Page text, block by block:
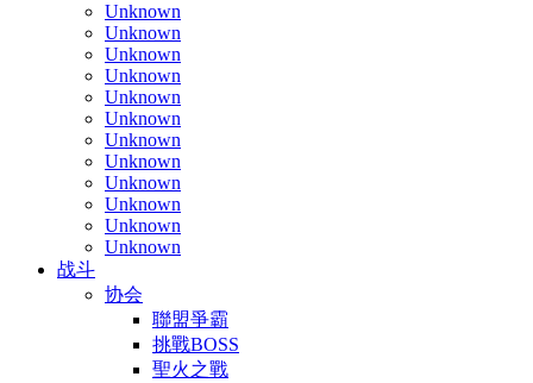
Unknown
Unknown
Unknown
Unknown
Unknown
Unknown
Unknown
Unknown
Unknown
Unknown
Unknown
Unknown
战斗
协会
聯盟爭霸
挑戰BOSS
聖火之戰